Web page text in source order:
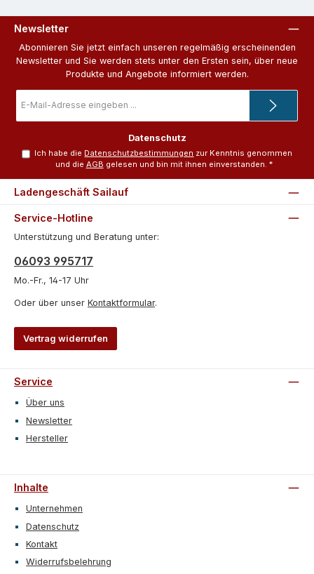
Newsletter
Abonnieren Sie jetzt einfach unseren regelmäßig erscheinenden
Newsletter und Sie werden stets unter den Ersten sein, über neue
Produkte und Angebote informiert werden.
Mail-
Datenschutz
Ich habe die Datenschutzbestimmungen zur Kenntnis genommen
und die AGB gelesen und bin mit ihnen einverstanden. *
Service-Hotline
Unterstützung und Beratung unter:
06093 995717
Mo.-Fr., 14-17 Uhr
Oder über unser Kontaktformular.
Vertrag widerrufen
Ladengeschäft Sailauf
Service
Über uns
Newsletter
Hersteller
Inhalte
Unternehmen
Datenschutz
Kontakt
Widerrufsbelehrung